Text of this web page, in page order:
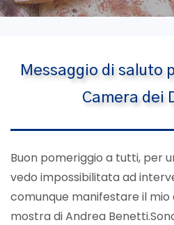
Messaggio di saluto
Camera dei
Buon pomeriggio a tutti, per
vedo impossibilitata ad
comunque manifestare il
mostra di Andrea Benetti.